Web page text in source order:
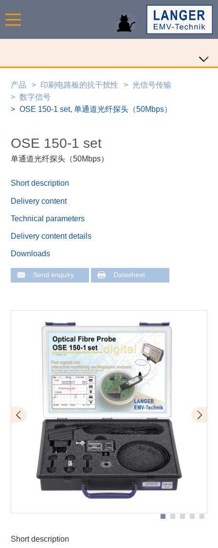
产品 印刷电路板的抗干扰性
光信号传输
数字信号
OSE 150-1 set, 单通道光纤探头（50Mbps）
OSE 150-1 set
单通道光纤探头（50Mbps）
Short description
Delivery content
Technical parameters
Delivery content details
Downloads
Send enquiry Datasheet
Application with two OSE 150-1 sets and shielding tent
Application with two OSE 150-1 sets and SGZ 21
Application with optical sensor S25
Scope of delivery OSE 150-1 set
Short description